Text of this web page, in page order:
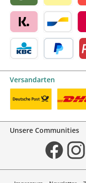
Riverty by mollie
Wero
Klarna by mollieBancontact
Versandarten
Unsere Communities
Facebook